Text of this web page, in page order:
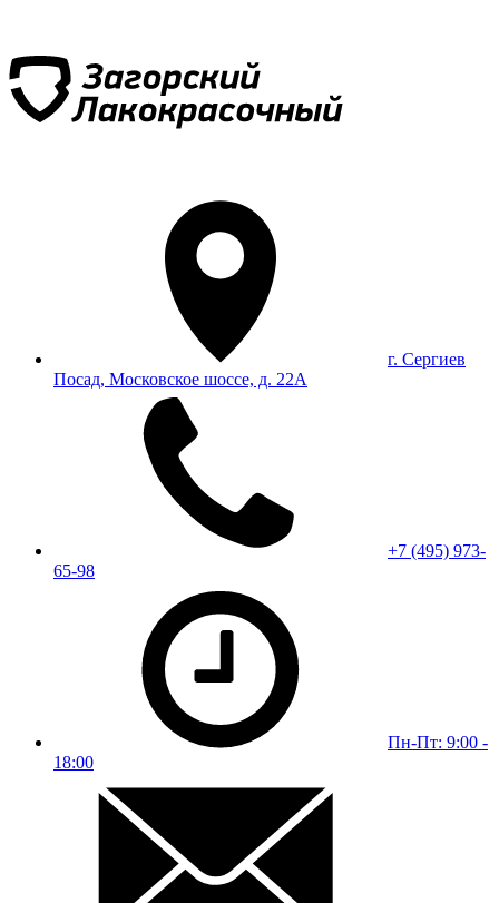
г. Сергиев
Посад, Московское шоссе, д. 22А
+7 (495) 973-
65-98
Пн-Пт: 9:00 -
18:00